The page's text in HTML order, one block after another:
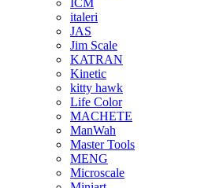
ICM
italeri
JAS
Jim Scale
KATRAN
Kinetic
kitty hawk
Life Color
MACHETE
ManWah
Master Tools
MENG
Microscale